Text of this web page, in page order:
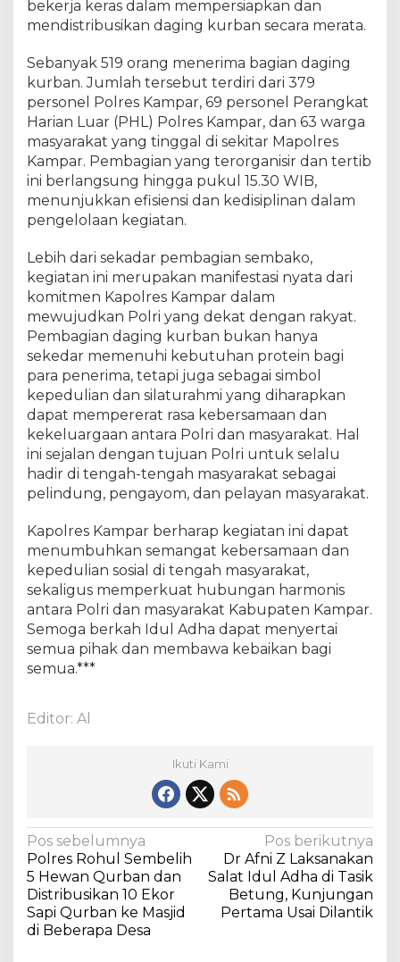
d
A
d
h
a
:
B
a
g
D
a
g
i
n
g
K
u
r
a
n
,
a
l
i
n
S
i
l
bekerja keras dalam mempersiapkan dan
mendistribusikan daging kurban secara merata.
Sebanyak 519 orang menerima bagian daging
kurban. Jumlah tersebut terdiri dari 379
personel Polres Kampar, 69 personel Perangkat
Harian Luar (PHL) Polres Kampar, dan 63 warga
masyarakat yang tinggal di sekitar Mapolres
Kampar. Pembagian yang terorganisir dan tertib
ini berlangsung hingga pukul 15.30 WIB,
menunjukkan efisiensi dan kedisiplinan dalam
pengelolaan kegiatan.
Lebih dari sekadar pembagian sembako,
kegiatan ini merupakan manifestasi nyata dari
komitmen Kapolres Kampar dalam
mewujudkan Polri yang dekat dengan rakyat.
Pembagian daging kurban bukan hanya
sekedar memenuhi kebutuhan protein bagi
para penerima, tetapi juga sebagai simbol
kepedulian dan silaturahmi yang diharapkan
dapat mempererat rasa kebersamaan dan
kekeluargaan antara Polri dan masyarakat. Hal
ini sejalan dengan tujuan Polri untuk selalu
hadir di tengah-tengah masyarakat sebagai
pelindung, pengayom, dan pelayan masyarakat.
Kapolres Kampar berharap kegiatan ini dapat
menumbuhkan semangat kebersamaan dan
kepedulian sosial di tengah masyarakat,
sekaligus memperkuat hubungan harmonis
antara Polri dan masyarakat Kabupaten Kampar.
Semoga berkah Idul Adha dapat menyertai
semua pihak dan membawa kebaikan bagi
semua.***
Editor: Al
Ikuti Kami
N
a
v
i
g
Pos sebelumnya
Polres Rohul Sembelih
5 Hewan Qurban dan
Distribusikan 10 Ekor
Sapi Qurban ke Masjid
di Beberapa Desa
Pos berikutnya
Dr Afni Z Laksanakan
Salat Idul Adha di Tasik
Betung, Kunjungan
Pertama Usai Dilantik